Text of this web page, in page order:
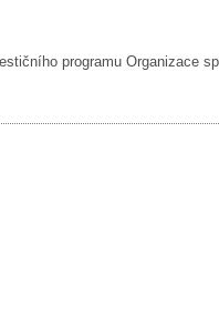
programu Organizace